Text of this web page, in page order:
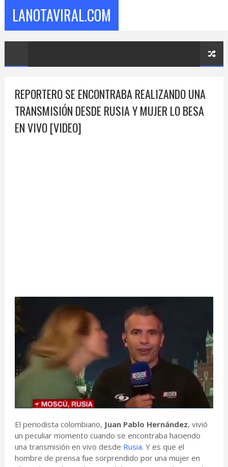
LANOTAVIRAL.COM
REPORTERO SE ENCONTRABA REALIZANDO UNA
TRANSMISIÓN DESDE RUSIA Y MUJER LO BESA
EN VIVO [VIDEO]
El periodista colombiano, Juan Pablo Hernández, vivió
un peculiar momento cuando se encontraba haciendo
una transmisión en vivo desde Rusia. Y es que el
hombre de prensa fue sorprendido por una mujer en